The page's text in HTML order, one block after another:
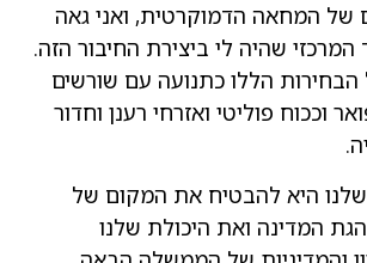
של המחאה הדמוקרטית, ואני גאה
שהיה לי ביצירת החיבור הזה.
הבחירות הללו כתנועה עם שורשים
וככוח פוליטי ואזרחי רענן וחדור
היא להבטיח את המקום של
המדינה ואת היכולת שלנו